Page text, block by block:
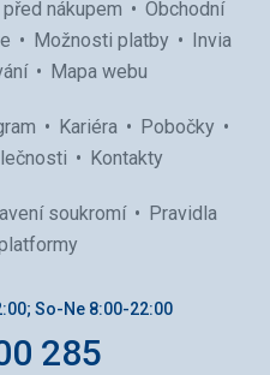
nákupem
Obchodní
Možnosti platby
Invia
Mapa webu
Kariéra
Pobočky
Kontakty
soukromí
Pravidla
So-Ne 8:00-22:00
285